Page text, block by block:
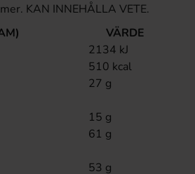
KAN INNEHÅLLA VETE.
VÄRDE
2134 kJ
510 kcal
27 g
15 g
61 g
53 g